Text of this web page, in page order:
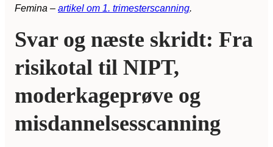
Femina – artikel om 1. trimesterscanning.
Svar og næste skridt: Fra
risikotal til NIPT,
moderkageprøve og
misdannelsesscanning